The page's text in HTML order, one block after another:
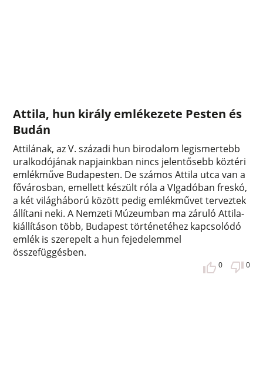
Attila, hun király emlékezete Pesten és
Budán
Attilának, az V. századi hun birodalom legismertebb
uralkodójának napjainkban nincs jelentősebb köztéri
emlékműve Budapesten. De számos Attila utca van a
fővárosban, emellett készült róla a VIgadóban freskó,
a két világháború között pedig emlékművet terveztek
állítani neki. A Nemzeti Múzeumban ma záruló Attila-
kiállításon több, Budapest történetéhez kapcsolódó
emlék is szerepelt a hun fejedelemmel
összefüggésben.
0 0